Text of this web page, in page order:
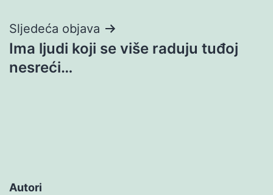
Sljedeća objava
Ima ljudi koji se više raduju tuđoj
nesreći…
Autori